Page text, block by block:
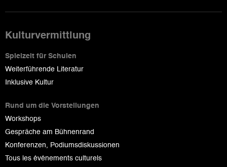
Kulturvermittlung
Spielzeit für Schulen
Weiterführende Literatur
Inklusive Kultur
Rund um die Vorstellungen
Workshops
Gespräche am Bühnenrand
Konferenzen, Podiumsdiskussionen
Tous les événements culturels